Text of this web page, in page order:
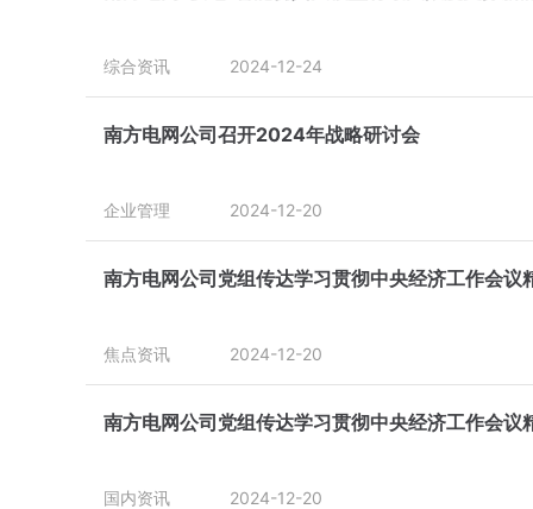
综合资讯 2024-12-24
南方电网公司召开2024年战略研讨会
企业管理 2024-12-20
南方电网公司党组传达学习贯彻中央经济工作会议
焦点资讯 2024-12-20
南方电网公司党组传达学习贯彻中央经济工作会议
国内资讯 2024-12-20